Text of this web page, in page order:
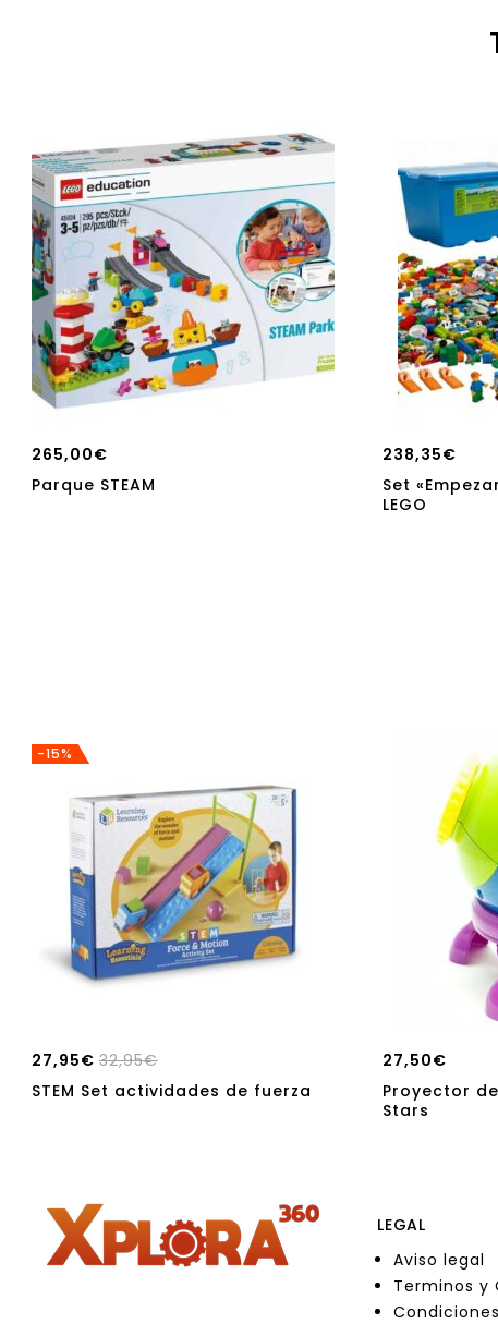
265,00€
Parque STEAM
238,35€
Set
LEGO
-15%
32,95€
27,95€
STEM Set actividades de fuerza
27,50€
Proyector
Stars
LEGAL
Aviso legal
Terminos y